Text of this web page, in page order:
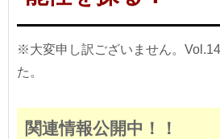
※大変申し訳ございません。
た。
関連情報公開中！！